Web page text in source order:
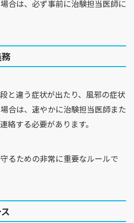
合は、必ず事前に治験担当医師に
と違う症状が出たり、風邪の症状
合は、速やかに治験担当医師また
絡する必要があります。
るための非常に重要なルールで